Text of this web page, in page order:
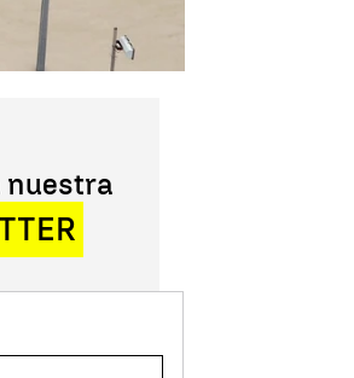
nuestra